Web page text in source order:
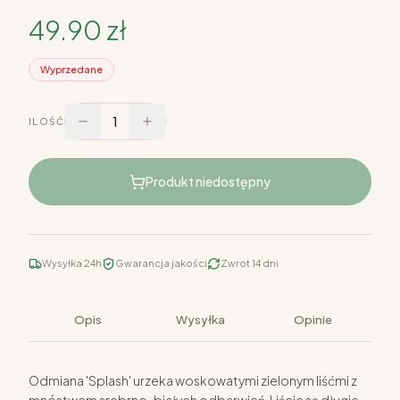
49.90 zł
Wyprzedane
ILOŚĆ 1
Produkt niedostępny
Wysyłka 24h Gwarancja jakości Zwrot 14 dni
Opis Wysyłka Opinie
Odmiana 'Splash' urzeka woskowatymi zielonym liśćmi z